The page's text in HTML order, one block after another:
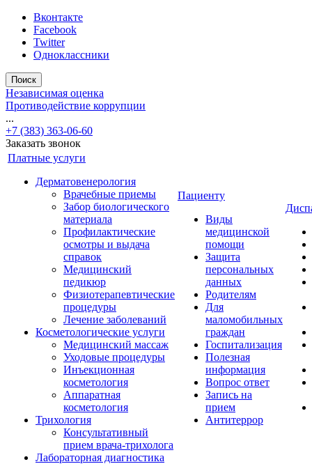
Вконтакте
Facebook
Twitter
Одноклассники
Поиск
Независимая оценка
Противодействие коррупции
...
+7 (383) 363-06-60
Заказать звонок
Платные услуги
Дерматовенерология
Врачебные приемы
Забор биологического
материала
Профилактические
осмотры и выдача
справок
Медицинский
педикюр
Физиотерапевтические
процедуры
Лечение заболеваний
Косметологические услуги
Медицинский массаж
Уходовые процедуры
Инъекционная
косметология
Аппаратная
косметология
Трихология
Консультативный
прием врача-трихолога
Лабораторная диагностика
Пациенту
Виды
медицинской
помощи
Защита
персональных
данных
Родителям
Для
маломобильных
граждан
Госпитализация
Полезная
информация
Вопрос ответ
Запись на
прием
Антитеррор